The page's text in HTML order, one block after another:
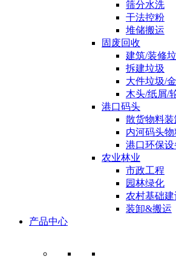
筛分水洗
干法控粉
堆储搬运
固废回收
建筑/装修
拆建垃圾
大件垃圾/
木头/纸屑/
港口码头
散货物料
内河码头
港口环保设
农业林业
市政工程
园林绿化
农村基础建
装卸&搬运
产品中心